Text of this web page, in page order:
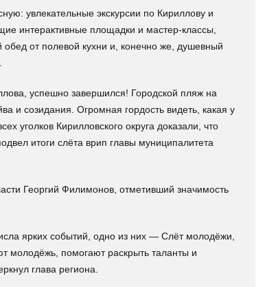
увлекательные экскурсии по Кириллову и
интерактивные площадки и мастер-классы,
от полевой кухни и, конечно же, душевный
успешно завершился! Городской пляж на
и созидания. Огромная гордость видеть, какая у
уголков Кирилловского округа доказали, что
итоги слёта врип главы муниципалитета
Георгий Филимонов, отметивший значимость
ярких событий, одно из них — Слёт молодёжи,
молодёжь, помогают раскрыть таланты и
глава региона.